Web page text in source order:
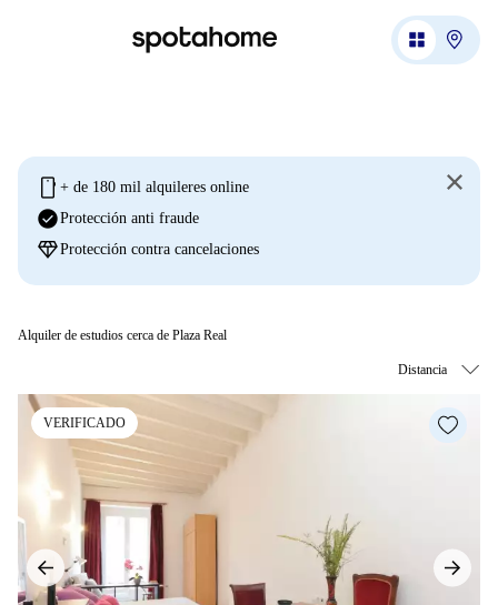
mobile + de 180 mil alquileres online
check_circleProtección anti fraude
diamondProtección contra cancelaciones
Alquiler de estudios cerca de Plaza Real
VERIFICADO